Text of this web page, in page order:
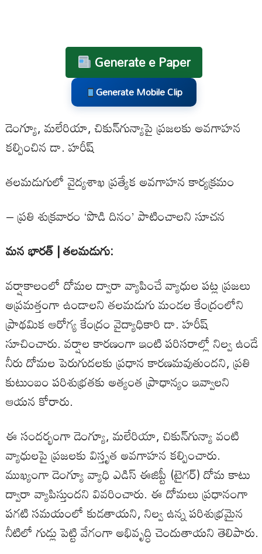
Generate e Paper
Generate Mobile Clip
డెంగ్యూ, మలేరియా, చికున్‌గున్యాపై ప్రజలకు అవగాహన
కల్పించిన డా. హరీష్
తలమడుగులో వైద్యశాఖ ప్రత్యేక అవగాహన కార్యక్రమం
– ప్రతి శుక్రవారం ‘పొడి దినం’ పాటించాలని సూచన
మన భారత్ | తలమడుగు:
వర్షాకాలంలో దోమల ద్వారా వ్యాపించే వ్యాధుల పట్ల ప్రజలు
అప్రమత్తంగా ఉండాలని తలమడుగు మండల కేంద్రంలోని
ప్రాథమిక ఆరోగ్య కేంద్రం వైద్యాధికారి డా. హరీష్
సూచించారు. వర్షాల కారణంగా ఇంటి పరిసరాల్లో నిల్వ ఉండే
నీరు దోమల పెరుగుదలకు ప్రధాన కారణమవుతుందని, ప్రతి
కుటుంబం పరిశుభ్రతకు అత్యంత ప్రాధాన్యం ఇవ్వాలని
ఆయన కోరారు.
ఈ సందర్భంగా డెంగ్యూ, మలేరియా, చికున్‌గున్యా వంటి
వ్యాధులపై ప్రజలకు విస్తృత అవగాహన కల్పించారు.
ముఖ్యంగా డెంగ్యూ వ్యాధి ఎడిస్ ఈజిప్టీ (టైగర్) దోమ కాటు
ద్వారా వ్యాపిస్తుందని వివరించారు. ఈ దోమలు ప్రధానంగా
పగటి సమయంలో కుడతాయని, నిల్వ ఉన్న పరిశుభ్రమైన
నీటిలో గుడ్లు పెట్టి వేగంగా అభివృద్ధి చెందుతాయని తెలిపారు.